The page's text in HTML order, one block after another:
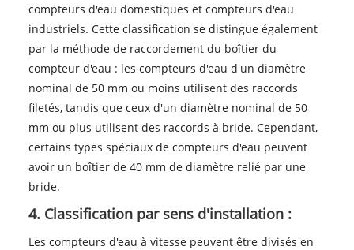
compteurs d'eau domestiques et compteurs d'eau
industriels. Cette classification se distingue également
par la méthode de raccordement du boîtier du
compteur d'eau : les compteurs d'eau d'un diamètre
nominal de 50 mm ou moins utilisent des raccords
filetés, tandis que ceux d'un diamètre nominal de 50
mm ou plus utilisent des raccords à bride. Cependant,
certains types spéciaux de compteurs d'eau peuvent
avoir un boîtier de 40 mm de diamètre relié par une
bride.
4. Classification par sens d'installation :
Les compteurs d'eau à vitesse peuvent être divisés en